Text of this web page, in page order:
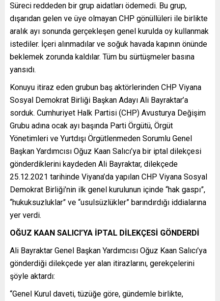
Süreci reddeden bir grup aidatları ödemedi. Bu grup,
dışarıdan gelen ve üye olmayan CHP gönüllüleri ile birlikte
aralık ayı sonunda gerçekleşen genel kurulda oy kullanmak
istediler. İçeri alınmadılar ve soğuk havada kapının önünde
beklemek zorunda kaldılar. Tüm bu sürtüşmeler basına
yansıdı.
Konuyu itiraz eden grubun baş aktörlerinden CHP Viyana
Sosyal Demokrat Birliği Başkan Adayı Ali Bayraktar’a
sorduk. Cumhuriyet Halk Partisi (CHP) Avusturya Değişim
Grubu adına ocak ayı başında Parti Örgütü, Örgüt
Yönetimleri ve Yurtdışı Örgütlenmeden Sorumlu Genel
Başkan Yardımcısı Oğuz Kaan Salıcı’ya bir iptal dilekçesi
gönderdiklerini kaydeden Ali Bayraktar, dilekçede
25.12.2021 tarihinde Viyana’da yapılan CHP Viyana Sosyal
Demokrat Birliği’nin ilk genel kurulunun içinde “hak gaspı”,
“hukuksuzluklar” ve “usulsüzlükler” barındırdığı iddialarına
yer verdi.
OĞUZ KAAN SALICI’YA İPTAL DİLEKÇESİ GÖNDERDİ
Ali Bayraktar Genel Başkan Yardımcısı Oğuz Kaan Salıcı’ya
gönderdiği dilekçede yer alan itirazlarını, gerekçelerini
şöyle aktardı:
“Genel Kurul daveti, tüzüğe göre, gündemle birlikte,